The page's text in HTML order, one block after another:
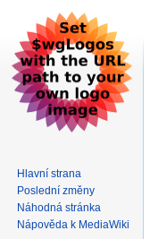
Hlavní strana
Poslední změny
Náhodná stránka
Nápověda k MediaWiki